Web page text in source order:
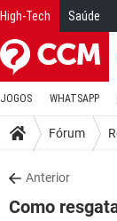
High-Tech Saúde
JOGOS WHATSAPP
Fórum
Anterior
Como